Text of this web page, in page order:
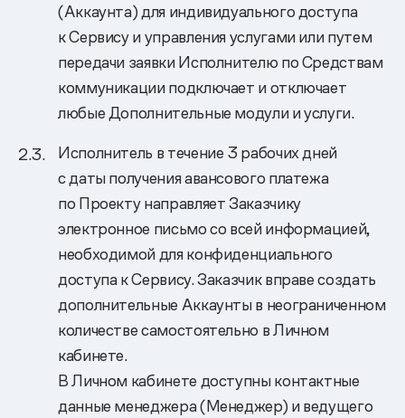
(Аккаунта) для индивидуального доступа
к Сервису и управления услугами или путем
передачи заявки Исполнителю по Средствам
коммуникации подключает и отключает
любые Дополнительные модули и услуги.
Исполнитель в течение 3 рабочих дней
с даты получения авансового платежа
по Проекту направляет Заказчику
электронное письмо со всей информацией,
необходимой для конфиденциального
доступа к Сервису. Заказчик вправе создать
дополнительные Аккаунты в неограниченном
количестве самостоятельно в Личном
кабинете.
В Личном кабинете доступны контактные
данные менеджера (Менеджер) и ведущего